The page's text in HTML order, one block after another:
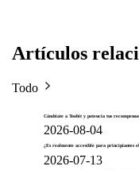
Artículos
Todo
Cámbiate a Toobit y potencia tus
2026-08-04
¿Es realmente accesible para principiantes
2026-07-13